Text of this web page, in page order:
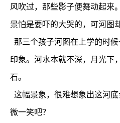
风吹过，那些影子便舞动起来
景怕是要吓的大哭的，可河图
那三个孩子河图在上学的时
印象。河水本就不深，月光下
石。
这幅景象，很难想象出这河
微一笑吧？